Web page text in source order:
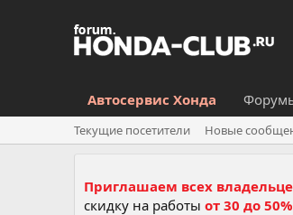
Автосервис Хонда
Текущие посетители Новые
Приглашаем всех
скидку на работы от 30 до 50%